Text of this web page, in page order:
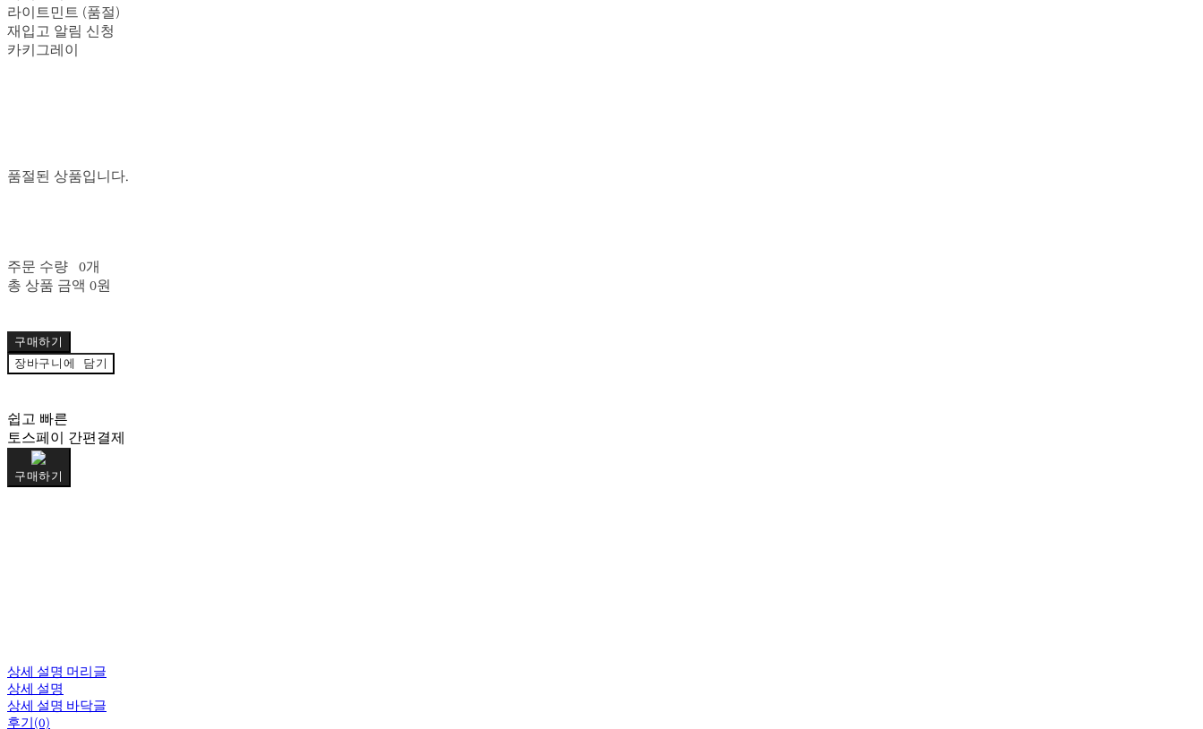
라이트민트 (품절)
재입고 알림 신청
카키그레이
품절된 상품입니다.
주문 수량 0개
총 상품 금액 0원
구매하기
장바구니에 담기
쉽고 빠른
토스페이 간편결제
구매하기
상세 설명 머리글
상세 설명
상세 설명 바닥글
후기(0)